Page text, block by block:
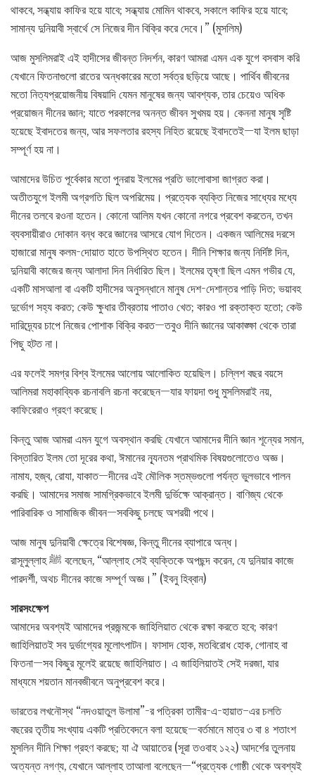
থাকবে, সন্ধ্যায় কাফির হয়ে যাবে; সন্ধ্যায় মোমিন থাকবে, সকালে কাফির হয়ে যাবে;
সামান্য দুনিয়াবী স্বার্থে সে নিজের দীন বিক্রি করে দেবে।” (মুসলিম)
আজ মুসলিমরাই এই হাদীসের জীবন্ত নিদর্শন, কারণ আমরা এমন এক যুগে বসবাস করি
যেখানে ফিতনাগুলো রাতের অন্ধকারের মতো সর্বত্র ছড়িয়ে আছে। পার্থিব জীবনের
মতো নিত্যপ্রয়োজনীয় বিষয়াদি যেমন মানুষের জন্য আবশ্যক, তার চেয়েও অধিক
প্রয়োজন দীনের জ্ঞান; যাতে পরকালের অনন্ত জীবন সুখময় হয়। কেননা মানুষ সৃষ্টি
হয়েছে ইবাদতের জন্য, আর সফলতার রহস্য নিহিত রয়েছে ইবাদতেই—যা ইলম ছাড়া
সম্পূর্ণ হয় না।
আমাদের উচিত পূর্বেকার মতো পুনরায় ইলমের প্রতি ভালোবাসা জাগ্রত করা।
অতীতযুগে ইলমী অগ্রগতি ছিল অপরিমেয়। প্রত্যেক ব্যক্তি নিজের সাধ্যের মধ্যে
দীনের তলবে রওনা হতেন। কোনো আলিম যখন কোনো নগরে প্রবেশ করতেন, তখন
ব্যবসায়ীরাও দোকান বন্ধ করে জ্ঞানের আসরে যোগ দিতেন। একজন আলিমের দরসে
হাজারো মানুষ কলম-দোয়াত হাতে উপস্থিত হতেন। দীনি শিক্ষার জন্য নির্দিষ্ট দিন,
দুনিয়াবী কাজের জন্য আলাদা দিন নির্ধারিত ছিল। ইলমের তৃষ্ণা ছিল এমন গভীর যে,
একটি মাসআলা বা একটি হাদীসের অনুসন্ধানে মানুষ দেশ-দেশান্তর পাড়ি দিত; ভয়াবহ
দুর্ভোগ সহ্য করত; কেউ ক্ষুধার তীব্রতায় পাতাও খেত; কারও পা রক্তাক্ত হতো; কেউ
দারিদ্র্যের চাপে নিজের পোশাক বিক্রি করত—তবুও দীনি জ্ঞানের আকাঙ্ক্ষা থেকে তারা
পিছু হটত না।
এর ফলেই সমগ্র বিশ্ব ইলমের আলোয় আলোকিত হয়েছিল। চল্লিশ বছর বয়সে
আলিমরা মহাকাব্যিক রচনাবলি রচনা করেছেন—যার ফায়দা শুধু মুসলিমরাই নয়,
কাফিরেরাও গ্রহণ করেছে।
কিন্তু আজ আমরা এমন যুগে অবস্থান করছি যেখানে আমাদের দীনি জ্ঞান শূন্যের সমান,
বিস্তারিত ইলম তো দূরের কথা, ঈমানের ন্যূনতম প্রাথমিক বিষয়গুলোতেও অজ্ঞ।
নামায, হজ্ব, রোযা, যাকাত—দীনের এই মৌলিক স্তম্ভগুলো পর্যন্ত ভুলভাবে পালন
করছি। আমাদের সমাজ সামগ্রিকভাবে ইলমী দুর্ভিক্ষে আক্রান্ত। বাণিজ্য থেকে
পারিবারিক ও সামাজিক জীবন—সবকিছু চলছে অশরয়ী পথে।
আজ মানুষ দুনিয়াবী ক্ষেত্রে বিশেষজ্ঞ, কিন্তু দীনের ব্যাপারে অন্ধ।
রাসূলুল্লাহ ﷺ বলেছেন, “আল্লাহ সেই ব্যক্তিকে অপছন্দ করেন, যে দুনিয়ার কাজে
পারদর্শী, অথচ দীনের কাজে সম্পূর্ণ অজ্ঞ।” (ইবনু হিব্বান)
সারসংক্ষেপ
আমাদের অবশ্যই আমাদের প্রজন্মকে জাহিলিয়াত থেকে রক্ষা করতে হবে; কারণ
জাহিলিয়াতই সব দুর্ভাগ্যের মূলোৎপাটন। ফাসাদ হোক, মতবিরোধ হোক, গোনাহ বা
ফিতনা—সব কিছুর মূলেই রয়েছে জাহিলিয়াত। এ জাহিলিয়াতই সেই দরজা, যার
মাধ্যমে শয়তান মানবজীবনে অনুপ্রবেশ করে।
ভারতের লখনৌস্থ “নদওয়াতুল উলামা”-র পত্রিকা তামীর-এ-হায়াত–এর চলতি
বছরের তৃতীয় সংখ্যায় একটি প্রতিবেদনে বলা হয়েছে—বর্তমানে মাত্র ৩ বা ৪ শতাংশ
মুসলিন দীনি শিক্ষা গ্রহণ করছে; যা ঐ আয়াতের (সূরা তওবাহ ১২২) আদর্শের তুলনায়
অত্যন্ত নগণ্য, যেখানে আল্লাহ তাআলা বলেছেন—“প্রত্যেক গোষ্ঠী থেকে অবশ্যই